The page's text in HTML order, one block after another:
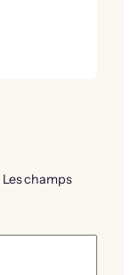
Les champs